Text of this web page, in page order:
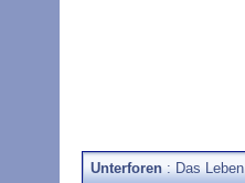
Unterforen: Das Leben